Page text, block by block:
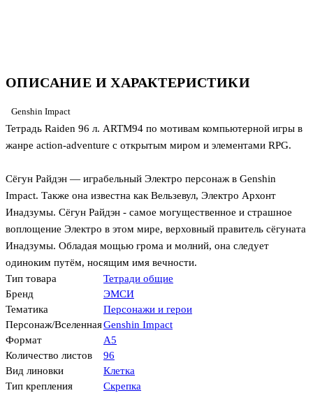
ОПИСАНИЕ И ХАРАКТЕРИСТИКИ
Genshin Impact
Тетрадь Raiden 96 л. ARTM94 по мотивам компьютерной игры в
жанре action-adventure с открытым миром и элементами RPG.
Сёгун Райдэн — играбельный Электро персонаж в Genshin
Impact. Также она известна как Вельзевул, Электро Архонт
Инадзумы. Сёгун Райдэн - самое могущественное и страшное
воплощение Электро в этом мире, верховный правитель сёгуната
Инадзумы. Обладая мощью грома и молний, она следует
одиноким путём, носящим имя вечности.
Тип товара
Тетради общие
Бренд
ЭМСИ
Тематика
Персонажи и герои
Персонаж/ВселеннаяGenshin Impact
Формат
А5
Количество листов
96
Вид линовки
Клетка
Тип крепления
Скрепка